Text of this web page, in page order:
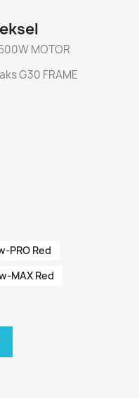
MOTOR
G30 FRAME
PRO Red
MAX Red